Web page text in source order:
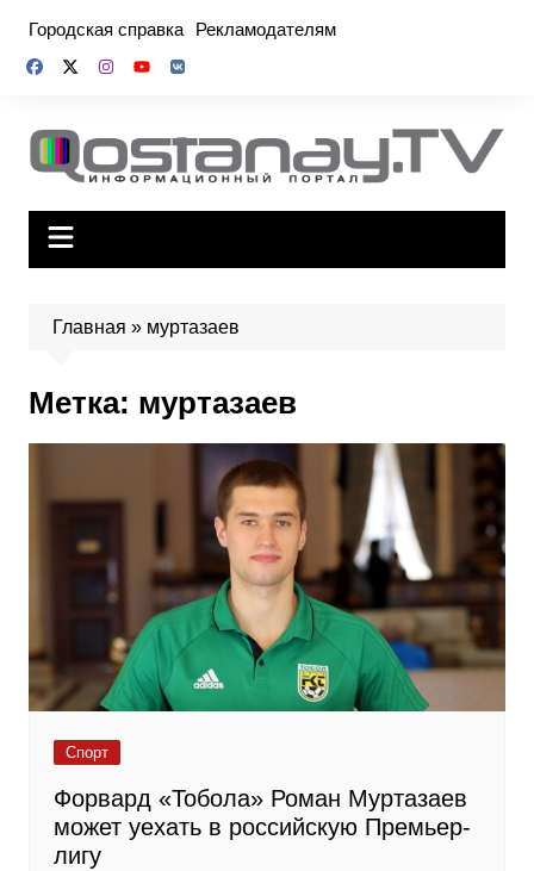
содержимому
Городская справка Рекламодателям
Главная » муртазаев
Метка: муртазаев
Спорт
Форвард «Тобола» Роман Муртазаев
может уехать в российскую Премьер-
лигу